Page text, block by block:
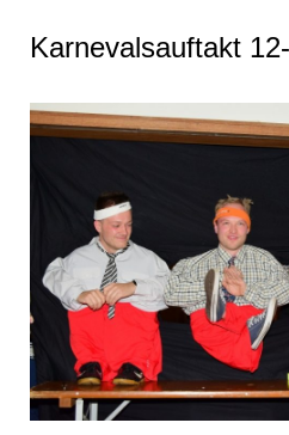
Karnevalsauftakt